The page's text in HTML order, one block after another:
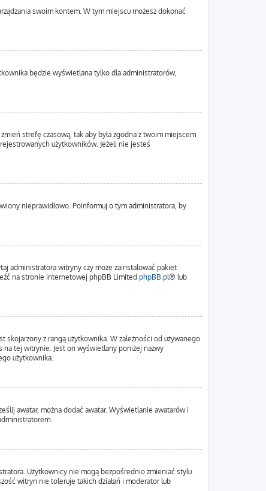
swoim kontem. W tym miejscu możesz dokonać
będzie wyświetlana tylko dla administratorów,
strefę czasową, tak aby była zgodna z twoim miejscem
użytkowników. Jeżeli nie jesteś
nieprawidłowo. Poinformuj o tym administratora, by
administratora witryny czy może zainstalować pakiet
na stronie internetowej phpBB Limited phpBB.pl® lub
z rangą użytkownika. W zależności od używanego
na tej witrynie. Jest on wyświetlany poniżej nazwy
użytkownika.
awatar, można dodać awatar. Wyświetlanie awatarów i
Użytkownicy nie mogą bezpośrednio zmieniać stylu
witryn nie toleruje takich działań i moderator lub